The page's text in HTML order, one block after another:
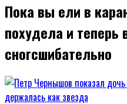
Пока вы ели в
похудела и теперь
сногсшибательно